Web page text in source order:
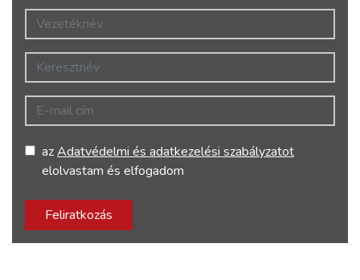
Vezetéknév
Keresztnév
E-mail cím
azAdatvédelmi és adatkezelési szabályzatot
elolvastam és elfogadom
Feliratkozás